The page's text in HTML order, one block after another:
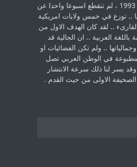
الامريكية منذ عام 1993 ، لم ‏تنقطع اسبوعا واحدا عن
.. توزع في خمس ولايات امريكية
..‏ لقد كان الهدف الاول من
العربية .. ان الجالية قد
.. ولم تكن الفضائيات او
في الوطن ‏العربي تصل
يسر لنا ذلك سرعة الانتشار
الاولى من حيث القدم .